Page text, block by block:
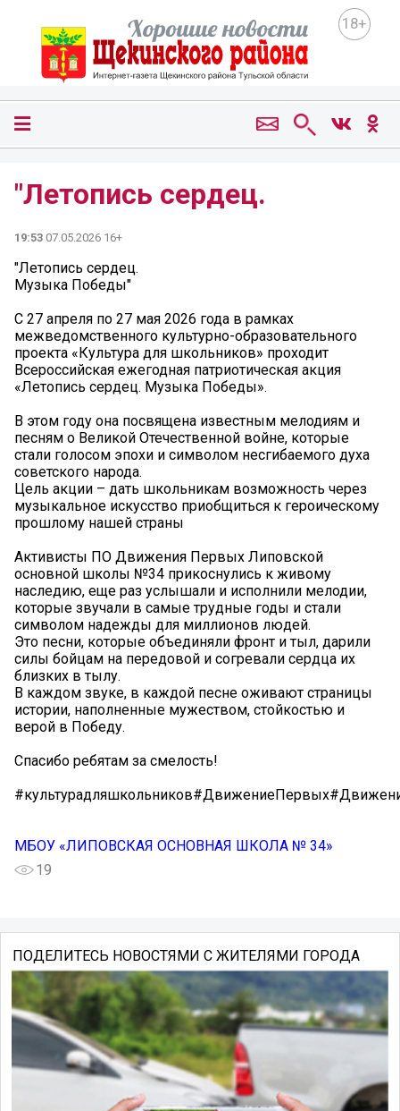
18+
"Летопись сердец.
19:53 07.05.2026 16+
"Летопись сердец.
Музыка Победы"
С 27 апреля по 27 мая 2026 года в рамках
межведомственного культурно-образовательного
проекта «Культура для школьников» проходит
Всероссийская ежегодная патриотическая акция
«Летопись сердец. Музыка Победы».
В этом году она посвящена известным мелодиям и
песням о Великой Отечественной войне, которые
стали голосом эпохи и символом несгибаемого духа
советского народа.
Цель акции – дать школьникам возможность через
музыкальное искусство приобщиться к героическому
прошлому нашей страны
Активисты ПО Движения Первых Липовской
основной школы №34 прикоснулись к живому
наследию, еще раз услышали и исполнили мелодии,
которые звучали в самые трудные годы и стали
символом надежды для миллионов людей.
Это песни, которые объединяли фронт и тыл, дарили
силы бойцам на передовой и согревали сердца их
близких в тылу.
В каждом звуке, в каждой песне оживают страницы
истории, наполненные мужеством, стойкостью и
верой в Победу.
Спасибо ребятам за смелость!
МБОУ «ЛИПОВСКАЯ ОСНОВНАЯ ШКОЛА № 34»
19
ПОДЕЛИТЕСЬ НОВОСТЯМИ С ЖИТЕЛЯМИ ГОРОДА